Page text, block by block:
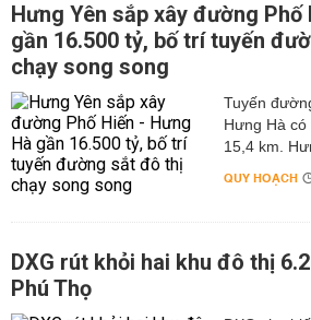
Hưng Yên sắp xây đường Phố
gần 16.500 tỷ, bố trí tuyến
chạy song song
Tuyến
Hưng Hà
15,4 km.
QUY HOẠCH
DXG rút khỏi hai khu đô thị
Phú Thọ